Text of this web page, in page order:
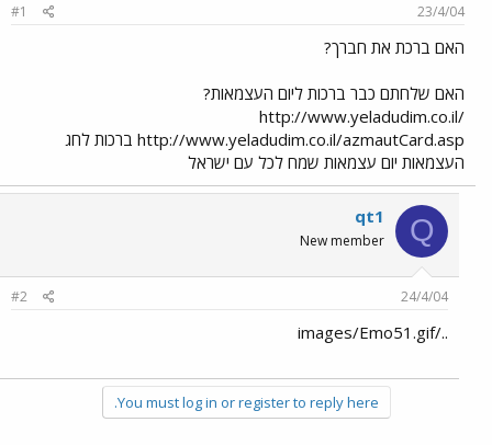
ש
א
ר
23/4/04
#1
האם ברכת את חברך?
האם שלחתם כבר ברכות ליום העצמאות?
http://www.yeladudim.co.il/
http://www.yeladudim.co.il/azmautCard.asp ברכות לחג
העצמאות יום עצמאות שמח לכל עם ישראל
Q
qt1
New member
24/4/04
#2
../images/Emo51.gif
You must log in or register to reply here.